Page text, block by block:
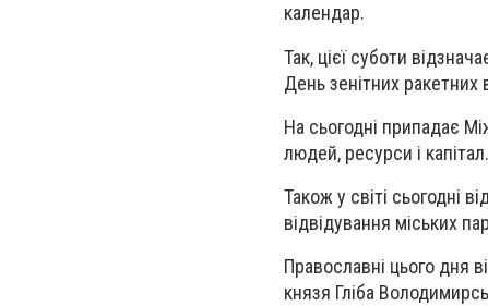
календар.
Так, цієї суботи
День зенітних ракетних
На сьогодні припадає
людей, ресурси і капітал.
Також у світі сьогодні
відвідування міських
Православні цього дня
князя Гліба